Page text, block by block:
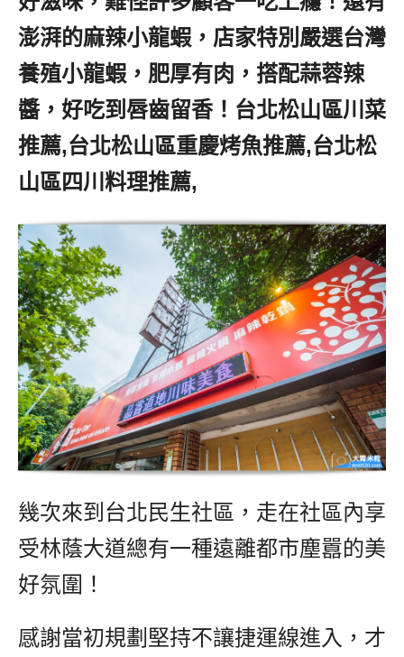
澎湃的麻辣小龍蝦，店家特別嚴選台灣
養殖小龍蝦，肥厚有肉，搭配蒜蓉辣
醬，好吃到唇齒留香！台北松山區川菜
推薦,台北松山區重慶烤魚推薦,台北松
山區四川料理推薦,
幾次來到台北民生社區，走在社區內享
受林蔭大道總有一種遠離都市塵囂的美
好氛圍！
感謝當初規劃堅持不讓捷運線進入，才